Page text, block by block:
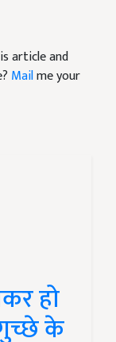
article and
Mailme your
हो
के